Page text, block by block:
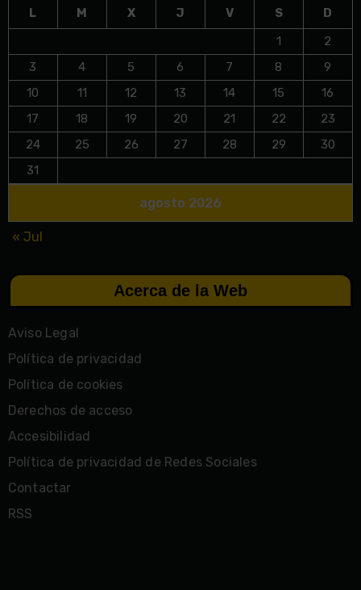
agosto 2026
L M X J V S
D
1
2
3
4 5 6 7 8
9
10
11 12 13 14 15
16
17
18 19 20 21 22
23
24
25 26 27 28 29
30
31
« Jul
Acerca de la Web
Aviso Legal
Política de privacidad
Política de cookies
Derechos de acceso
Accesibilidad
Política de privacidad de Redes Sociales
Contactar
RSS